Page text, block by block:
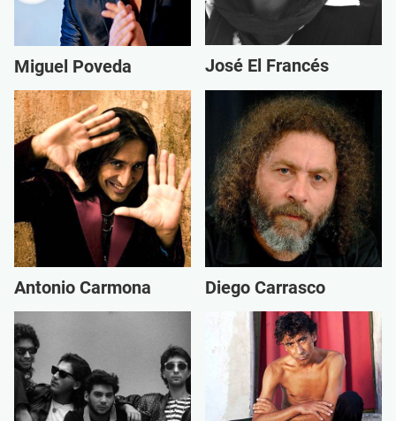
Miguel Poveda José El Francés
Antonio Carmona Diego Carrasco